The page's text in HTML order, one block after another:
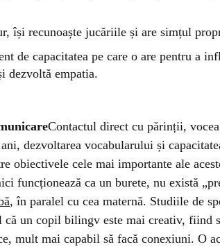
își recunoaște jucăriile și are simțul
de capacitatea pe care o are pentru a
dezvoltă empatia.
Contactul direct cu părinții,
dezvoltarea vocabularului și
obiectivele cele mai importante ale
funcționează ca un burete, nu există
, în paralel cu cea maternă. Studiile de
că un copil bilingv este mai creativ, fiind
mult mai capabil să facă conexiuni. O